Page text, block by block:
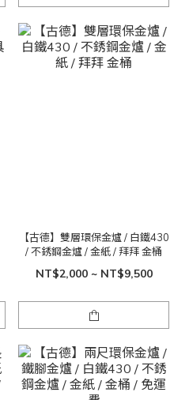
【古德】雙層環保金爐 / 白鐵430
/ 不銹鋼金爐 / 金紙 / 拜拜 金桶
NT$2,000 ~ NT$9,500